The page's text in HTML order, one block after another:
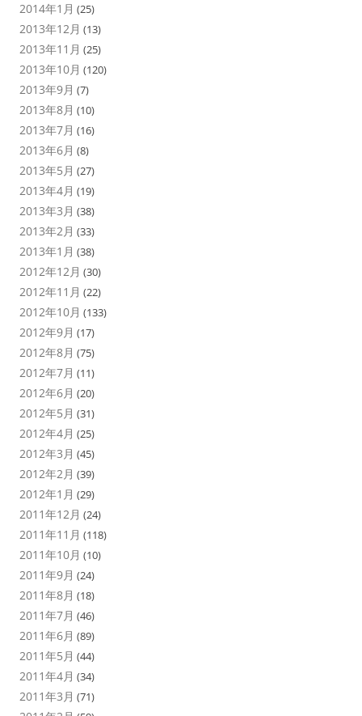
2014年1月 (25)
2013年12月 (13)
2013年11月 (25)
2013年10月 (120)
2013年9月 (7)
2013年8月 (10)
2013年7月 (16)
2013年6月 (8)
2013年5月 (27)
2013年4月 (19)
2013年3月 (38)
2013年2月 (33)
2013年1月 (38)
2012年12月 (30)
2012年11月 (22)
2012年10月 (133)
2012年9月 (17)
2012年8月 (75)
2012年7月 (11)
2012年6月 (20)
2012年5月 (31)
2012年4月 (25)
2012年3月 (45)
2012年2月 (39)
2012年1月 (29)
2011年12月 (24)
2011年11月 (118)
2011年10月 (10)
2011年9月 (24)
2011年8月 (18)
2011年7月 (46)
2011年6月 (89)
2011年5月 (44)
2011年4月 (34)
2011年3月 (71)